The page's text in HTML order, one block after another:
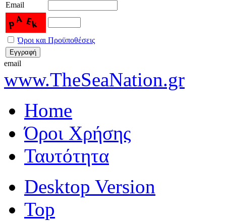
Email
Όροι και Προϋποθέσεις
email
www.TheSeaNation.gr
Home
Όροι Χρήσης
Ταυτότητα
Desktop Version
Top